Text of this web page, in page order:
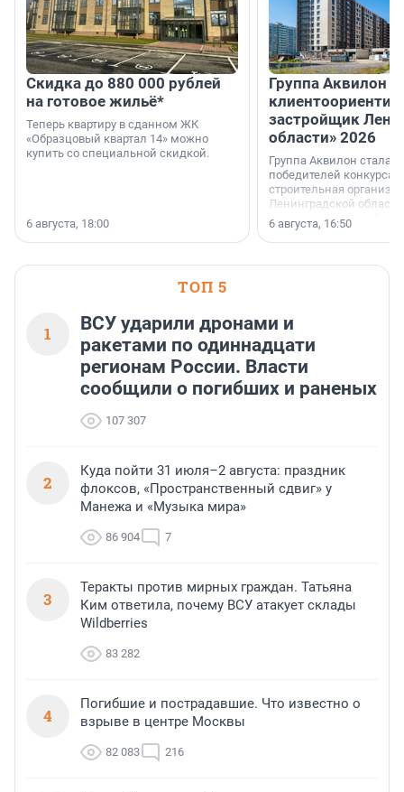
Скидка до 880 000 рублей
на готовое жильё*
Теперь квартиру в сданном ЖК
«Образцовый квартал 14» можно
купить со специальной скидкой.
6 августа, 18:00
Группа Аквилон
застройщик
области» 2026
Группа Аквилон стала
победителей конкурса
строительная
Ленинградской области
номинации «Самый
застройщик
6 августа, 16:50
ТОП 5
1
ВСУ ударили дронами и
ракетами по одиннадцати
регионам России. Власти
сообщили о погибших и раненых
107 307
2
Куда пойти 31 июля–2 августа: праздник
флоксов, «Пространственный сдвиг» у
Манежа и «Музыка мира»
86 904 7
3
Теракты против мирных граждан. Татьяна
Ким ответила, почему ВСУ атакует склады
Wildberries
83 282
4
Погибшие и пострадавшие. Что известно о
взрыве в центре Москвы
82 083 216